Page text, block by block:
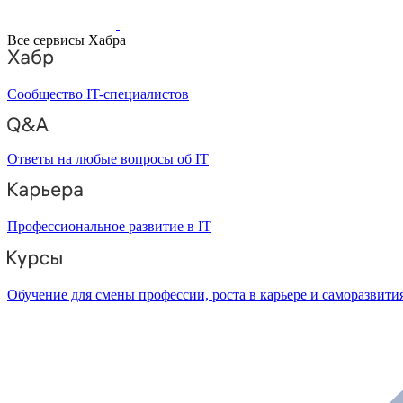
Все сервисы Хабра
Сообщество IT-специалистов
Ответы на любые вопросы об IT
Профессиональное развитие в IT
Обучение для смены профессии, роста в карьере и